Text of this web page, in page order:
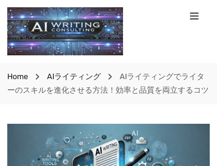
Home AIライティング
AIライティングでライタ
ーのスキルを進化させる方法！効率と品質を両立するコツ